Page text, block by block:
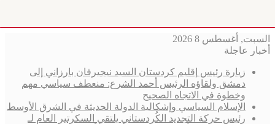
السبت, أغسطس 8 2026
أخبار عاجلة
زيارة رئيس إقليم كردستان السيد نيجيرفان بارزاني إلى
دمشق ولقاؤه الرئيس أحمد الشرع: منعطف سياسي مهم
وخطوة في الاتجاه الصحيح
الإسلام السياسي وإشكالية الدولة الحديثة في الشرق الأوسط
رئيس حركة التجديد الكُردستاني يلتقي السكرتير العام لـ